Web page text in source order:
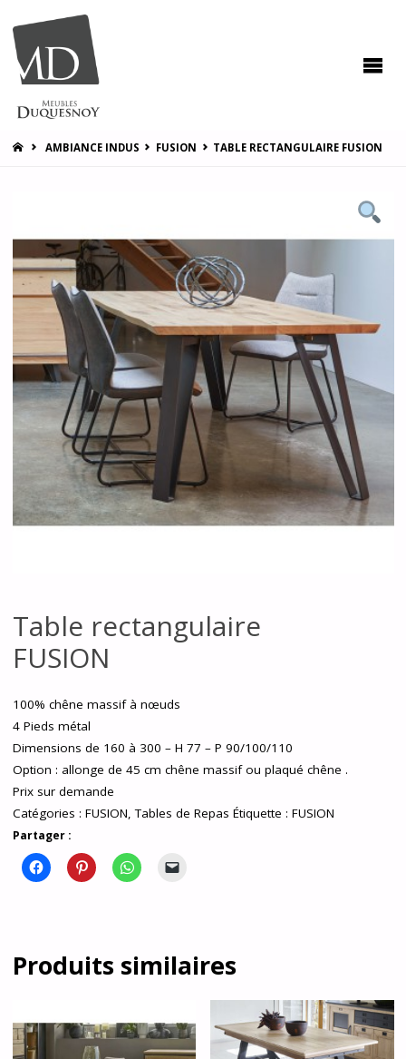
HOMEAMBIANCE INDUS FUSION TABLE RECTANGULAIRE FUSION
Table rectangulaire
FUSION
100% chêne massif à nœuds
4 Pieds métal
Dimensions de 160 à 300 – H 77 – P 90/100/110
Option : allonge de 45 cm chêne massif ou plaqué chêne .
Prix sur demande
Catégories : FUSION,Tables de Repas Étiquette : FUSION
Partager :
Produits similaires